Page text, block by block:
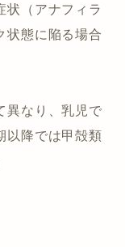
状（アナフィラ
状態に陥る場合
異なり、乳児で
以降では甲殻類